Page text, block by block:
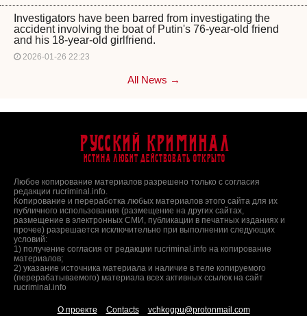
Investigators have been barred from investigating the
accident involving the boat of Putin's 76-year-old friend
and his 18-year-old girlfriend.
2026-01-26 22:23
All News →
Русский Криминал
Истина любит действовать открыто
Любое копирование материалов разрешено только с согласия
редакции rucriminal.info.
Копирование и переработка любых материалов этого сайта для их
публичного использования (размещение на других сайтах,
размещение в электронных СМИ, публикации в печатных изданиях и
прочее) разрешается исключительно при выполнении следующих
условий:
1) получение согласия от редакции rucriminal.info на копирование
материалов;
2) указание источника материала и наличие в теле копируемого
(перерабатываемого) материала всех активных ссылок на сайт
rucriminal.info
О проекте Contacts vchkogpu@protonmail.com